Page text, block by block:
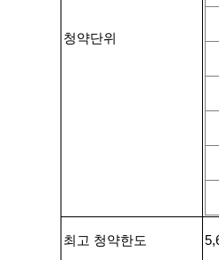
청약단위
최고 청약한도